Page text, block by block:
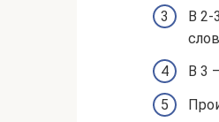
В 2-
В 3